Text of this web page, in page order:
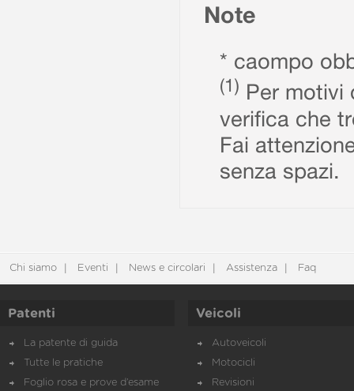
Note
* caompo
(1) Per motivi
verifica che
Fai
senza spazi.
Chi siamo Eventi News e circolari Assistenza Faq
Patenti
La patente di guida
Tutte le pratiche
Foglio rosa e prove d’esame
Veicoli
Autoveicoli
Motocicli
Revisioni